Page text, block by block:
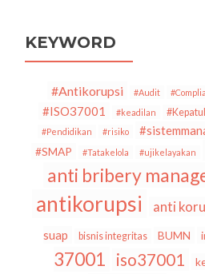
KEYWORD
#Antikorupsi #Audit
#ISO37001 #keadilan
#Pendidikan
#risiko
#SMAP #Tatakelola #ujikelayakan
anti bribery
antikorupsi anti
suap
bisnis integritas BUMN
37001
iso37001